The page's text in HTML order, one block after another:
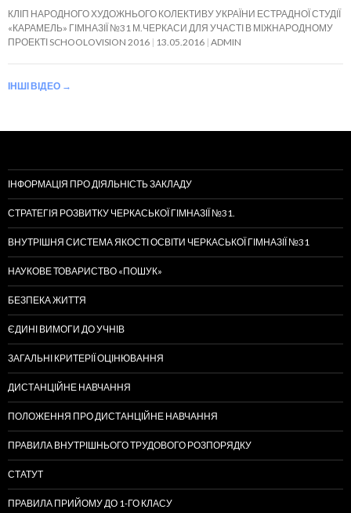
КЛІП НАРОДНОГО ХУДОЖНЬОГО КОЛЕКТИВУ УКРАЇНИ ЕСТРАДНОЇ СТУДІЇ
«КАРАМЕЛЬ» ГІМНАЗІЇ №31 М.ЧЕРКАСИ ДЛЯ УЧАСТІ В МІЖНАРОДНОМУ
ПРОЕКТІ SCHOOLOVISION 2016
13.05.2016 ADMIN
ІНШІ ВІДЕО →
ІНФОРМАЦІЯ ПРО ДІЯЛЬНІСТЬ ЗАКЛАДУ
СТРАТЕГІЯ РОЗВИТКУ ЧЕРКАСЬКОЇ ГІМНАЗІЇ №31.
ВНУТРІШНЯ СИСТЕМА ЯКОСТІ ОСВІТИ ЧЕРКАСЬКОЇ ГІМНАЗІЇ №31
НАУКОВЕ ТОВАРИСТВО «ПОШУК»
БЕЗПЕКА ЖИТТЯ
ЄДИНІ ВИМОГИ ДО УЧНІВ
ЗАГАЛЬНІ КРИТЕРІЇ ОЦІНЮВАННЯ
ДИСТАНЦІЙНЕ НАВЧАННЯ
ПОЛОЖЕННЯ ПРО ДИСТАНЦІЙНЕ НАВЧАННЯ
ПРАВИЛА ВНУТРІШНЬОГО ТРУДОВОГО РОЗПОРЯДКУ
СТАТУТ
ПРАВИЛА ПРИЙОМУ ДО 1-ГО КЛАСУ